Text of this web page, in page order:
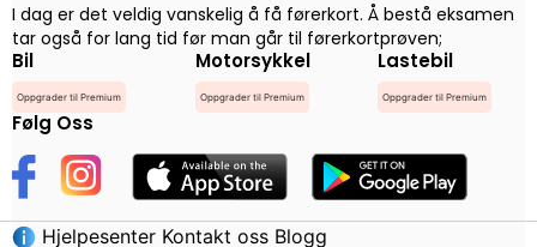
I dag er det veldig vanskelig å få førerkort. Å bestå eksamen
tar også for lang tid før man går til førerkortprøven;
Bil
Oppgrader til Premium
Motorsykkel
Oppgrader til Premium
Lastebil
Oppgrader til Premium
Følg Oss
Hjelpesenter Kontakt oss Blogg